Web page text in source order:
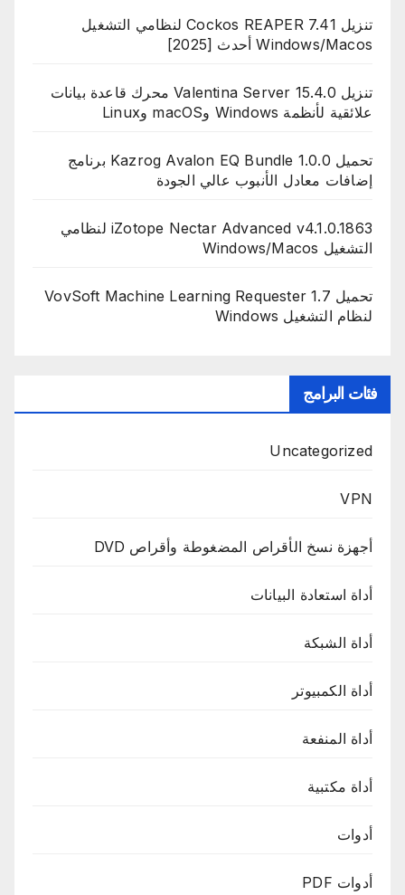
تنزيل Cockos REAPER 7.41 لنظامي التشغيل
Windows/Macos أحدث [2025]
تنزيل Valentina Server 15.4.0 محرك قاعدة بيانات
علائقية لأنظمة Windows وmacOS وLinux
تحميل Kazrog Avalon EQ Bundle 1.0.0 برنامج
إضافات معادل الأنبوب عالي الجودة
iZotope Nectar Advanced v4.1.0.1863 لنظامي
التشغيل Windows/Macos
تحميل VovSoft Machine Learning Requester 1.7
لنظام التشغيل Windows
فئات البرامج
Uncategorized
VPN
أجهزة نسخ الأقراص المضغوطة وأقراص DVD
أداة استعادة البيانات
أداة الشبكة
أداة الكمبيوتر
أداة المنفعة
أداة مكتبية
أدوات
أدوات PDF